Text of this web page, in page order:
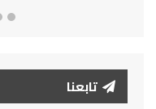
تابعنا